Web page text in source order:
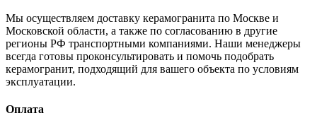
Мы осуществляем доставку керамогранита по Москве и
Московской области, а также по согласованию в другие
регионы РФ транспортными компаниями. Наши менеджеры
всегда готовы проконсультировать и помочь подобрать
керамогранит, подходящий для вашего объекта по условиям
эксплуатации.
Оплата